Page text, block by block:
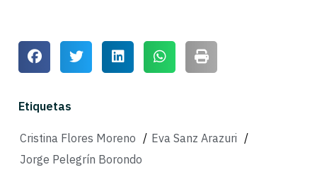
Etiquetas
Cristina Flores Moreno / Eva Sanz Arazuri /
Jorge Pelegrín Borondo